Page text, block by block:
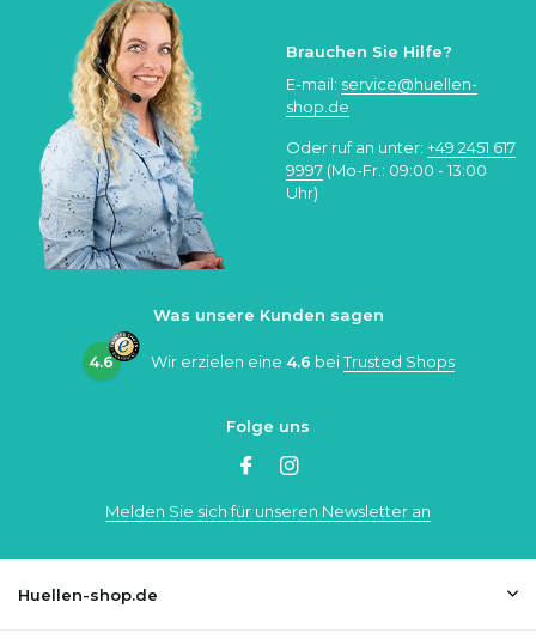
Brauchen Sie Hilfe?
E-mail: service@huellen-
shop.de
Oder ruf an unter: +49 2451 617
9997 (Mo-Fr.: 09:00 - 13:00
Uhr)
Was unsere Kunden sagen
4.6 Wir erzielen eine 4.6 beiTrusted Shops
Folge uns
Melden Sie sich für unseren Newsletter an
Huellen-shop.de